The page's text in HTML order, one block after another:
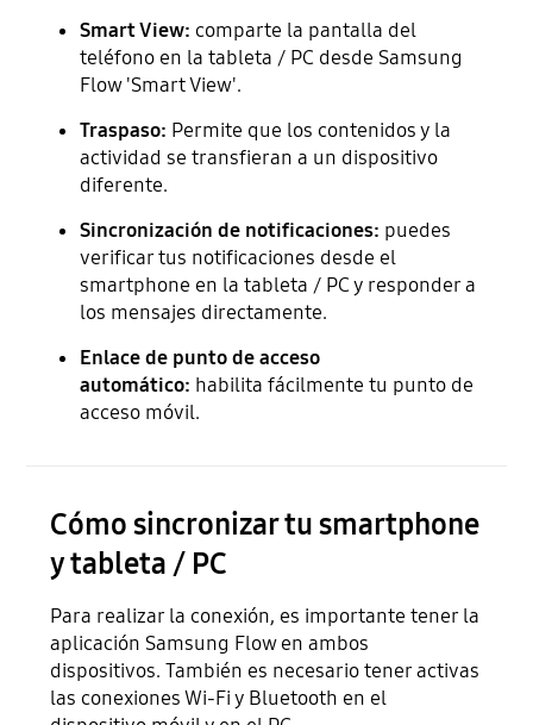
Smart View: comparte la pantalla del
teléfono en la tableta / PC desde Samsung
Flow 'Smart View'.
Traspaso: Permite que los contenidos y la
actividad se transfieran a un dispositivo
diferente.
Sincronización de notificaciones: puedes
verificar tus notificaciones desde el
smartphone en la tableta / PC y responder a
los mensajes directamente.
Enlace de punto de acceso
automático: habilita fácilmente tu punto de
acceso móvil.
Cómo sincronizar tu smartphone
y tableta / PC
Para realizar la conexión, es importante tener la
aplicación Samsung Flow en ambos
dispositivos. También es necesario tener activas
las conexiones Wi-Fi y Bluetooth en el